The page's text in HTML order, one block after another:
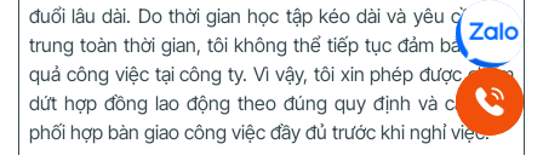
đuổi lâu dài. Do thời gian học tập kéo dài và yêu cầu tập
trung toàn thời gian, tôi không thể tiếp tục đảm bảo hiệu
quả công việc tại công ty. Vì vậy, tôi xin phép được chấm
dứt hợp đồng lao động theo đúng quy định và cam kết
phối hợp bàn giao công việc đầy đủ trước khi nghỉ việc.”